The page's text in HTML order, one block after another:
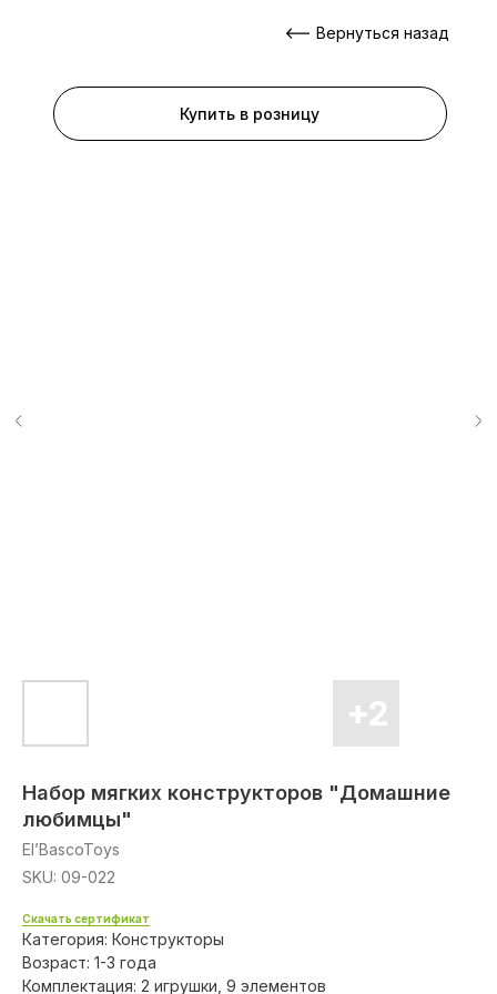
Купить в розницу
Вернуться назад
Набор мягких конструкторов "Домашние
любимцы"
El’BascoToys
SKU: 09-022
Скачать сертификат
Категория: Конструкторы
Возраст: 1-3 года
Комплектация: 2 игрушки, 9 элементов